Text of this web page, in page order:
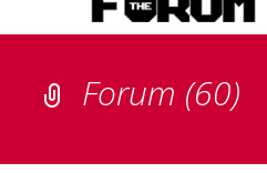
Forum (60)